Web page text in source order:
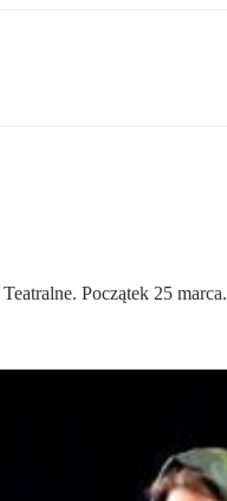
Początek 25 marca.